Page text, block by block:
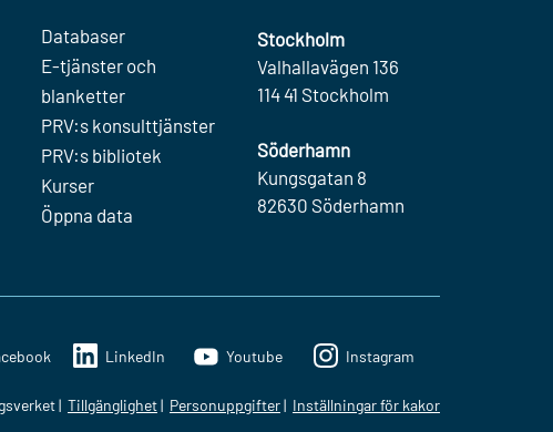
Databaser
E-tjänster och
blanketter
PRV:s konsulttjänster
PRV:s bibliotek
Kurser
Öppna data
Stockholm
Valhallavägen 136
114 41 Stockholm
Söderhamn
Kungsgatan 8
82630 Söderhamn
LinkedIn Youtube Instagram
Tillgänglighet Personuppgifter Inställningar för kakor